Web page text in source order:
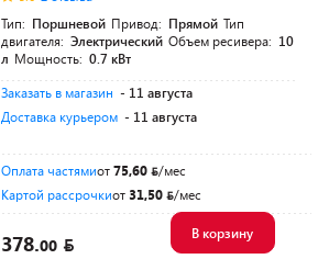
Тип: Поршневой Привод: Прямой Тип
двигателя: Электрический Объем ресивера: 10
л Мощность: 0.7 кВт
Заказать в магазин - 11 августа
Доставка курьером - 11 августа
Оплата частямиот75,60
/мес
Картой рассрочкиот31,50 /мес
378.00
В корзину